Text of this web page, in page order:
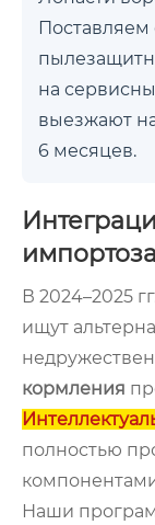
на
выезжают
6 месяцев.
В 2024–2025
ищут
кормления
полностью
Наши